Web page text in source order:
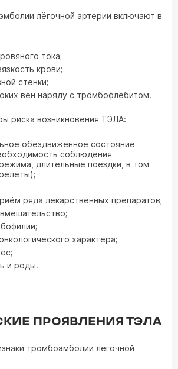
лёгочной артерии включают в
тока;
крови;
стенки;
вен наряду с тромбофлебитом.
риска возникновения ТЭЛА:
обездвиженное состояние
соблюдения
длительные поездки, в том
ряда лекарственных препаратов;
характера;
и роды.
ПРОЯВЛЕНИЯ ТЭЛА
тромбоэмболии лёгочной